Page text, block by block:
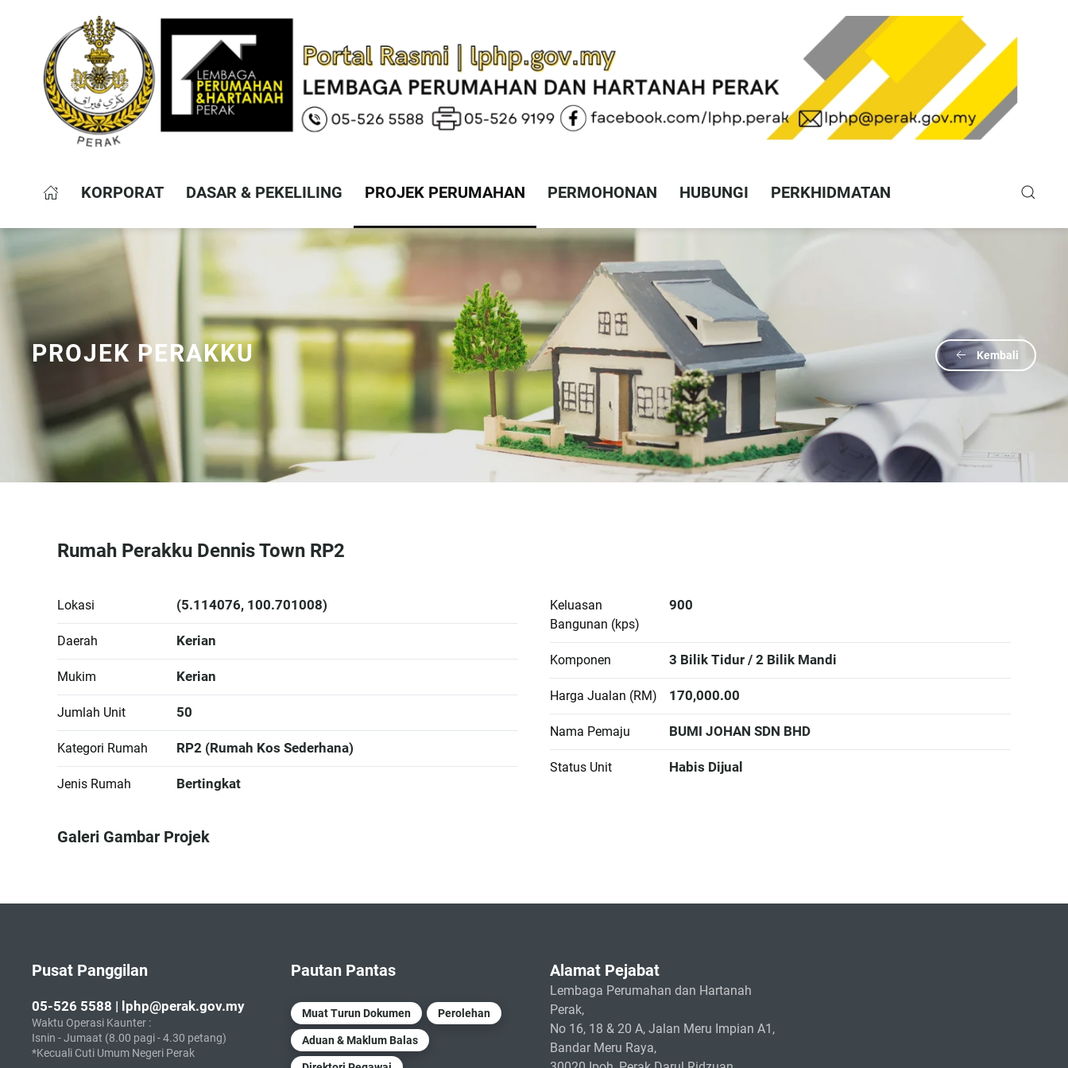
KORPORAT DASAR & PEKELILING PROJEK PERUMAHAN PERMOHONAN HUBUNGI PERKHIDMATAN
PROJEK PERAKKU Kembali
Rumah Perakku Dennis Town RP2
Lokasi (5.114076, 100.701008)
Daerah Kerian
Mukim Kerian
Jumlah Unit 50
Kategori Rumah RP2 (Rumah Kos Sederhana)
Jenis Rumah Bertingkat
Keluasan
Bangunan (kps)
900
Komponen 3 Bilik Tidur / 2 Bilik Mandi
Harga Jualan (RM) 170,000.00
Nama Pemaju BUMI JOHAN SDN BHD
Status Unit Habis Dijual
Galeri Gambar Projek
Pusat Panggilan
05-526 5588 | lphp@perak.gov.my
Waktu Operasi Kaunter :
Isnin - Jumaat (8.00 pagi - 4.30 petang)
*Kecuali Cuti Umum Negeri Perak
Pautan Pantas
Muat Turun Dokumen Perolehan
Aduan & Maklum Balas
Alamat Pejabat
Lembaga Perumahan dan Hartanah
Perak,
No 16, 18 & 20 A, Jalan Meru Impian A1,
Bandar Meru Raya,